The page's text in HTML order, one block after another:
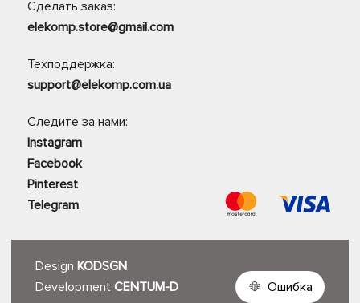
Сделать заказ:
elekomp.store@gmail.com
Техподдержка:
support@elekomp.com.ua
Следите за нами:
Instagram
Facebook
Pinterest
Telegram
Design KODSGN
Development CENTUM-D
Ошибка